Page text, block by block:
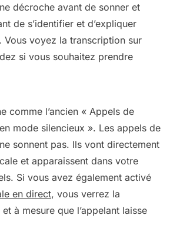
décroche avant de sonner et
de s’identifier et d’expliquer
Vous voyez la transcription sur
si vous souhaitez prendre
comme l’ancien « Appels de
mode silencieux ». Les appels de
sonnent pas. Ils vont directement
et apparaissent dans votre
Si vous avez également activé
en direct, vous verrez la
à mesure que l’appelant laisse